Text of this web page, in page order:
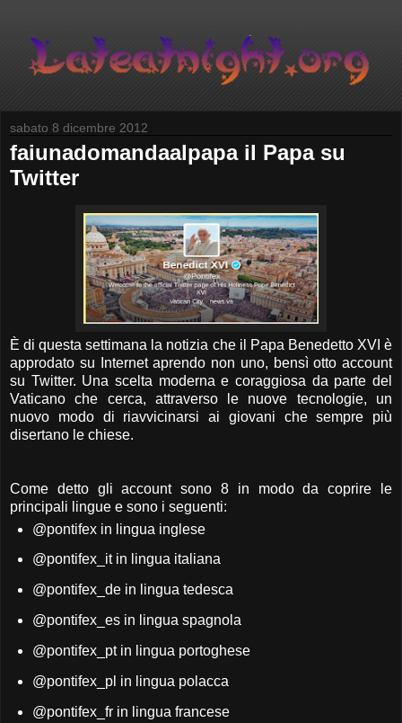
sabato 8 dicembre 2012
faiunadomandaalpapa il Papa su
Twitter
È di questa settimana la notizia che il Papa Benedetto XVI è
approdato su Internet aprendo non uno, bensì otto account
su Twitter. Una scelta moderna e coraggiosa da parte del
Vaticano che cerca, attraverso le nuove tecnologie, un
nuovo modo di riavvicinarsi ai giovani che sempre più
disertano le chiese.
Come detto gli account sono 8 in modo da coprire le
principali lingue e sono i seguenti:
@pontifex in lingua inglese
@pontifex_it in lingua italiana
@pontifex_de in lingua tedesca
@pontifex_es in lingua spagnola
@pontifex_pt in lingua portoghese
@pontifex_pl in lingua polacca
@pontifex_fr in lingua francese